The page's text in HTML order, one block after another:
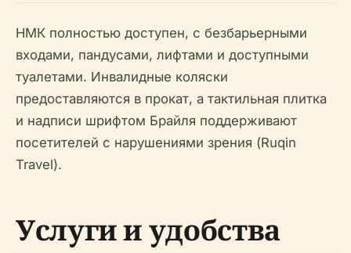
НМК полностью доступен, с безбарьерными
входами, пандусами, лифтами и доступными
туалетами. Инвалидные коляски
предоставляются в прокат, а тактильная плитка
и надписи шрифтом Брайля поддерживают
посетителей с нарушениями зрения (Ruqin
Travel).
Услуги и удобства